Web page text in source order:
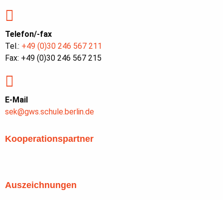
Telefon/-fax
Tel.: +49 (0)30 246 567 211
Fax: +49 (0)30 246 567 215
E-Mail
sek@gws.schule.berlin.de
Kooperationspartner
Auszeichnungen